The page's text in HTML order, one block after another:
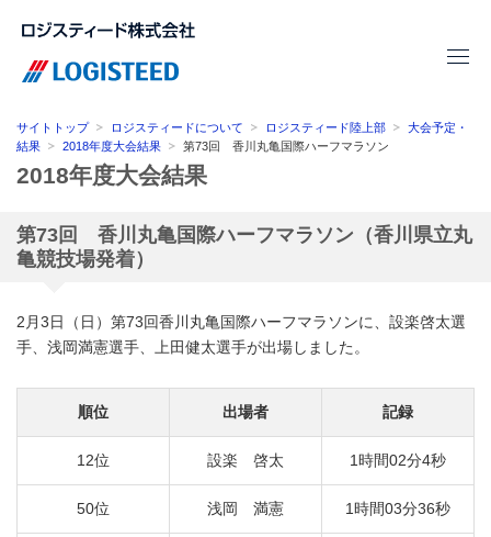
サイトトップ ロジスティードについて ロジスティード陸上部
大会予定・
結果
2018年度大会結果 第73回 香川丸亀国際ハーフマラソン
2018年度大会結果
第73回 香川丸亀国際ハーフマラソン（香川県立丸
亀競技場発着）
2月3日（日）第73回香川丸亀国際ハーフマラソンに、設楽啓太選
手、浅岡満憲選手、上田健太選手が出場しました。
順位 出場者 記録
12位 設楽 啓太 1時間02分4秒
50位 浅岡 満憲 1時間03分36秒